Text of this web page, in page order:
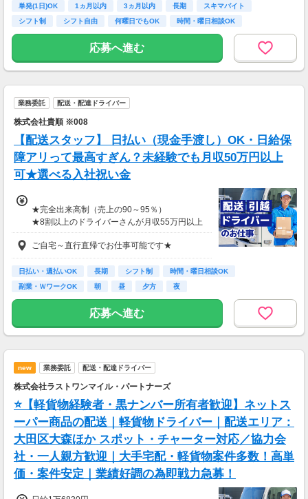
月収15万円～25万円
■主婦Cさん（月100時間程度）
月収20万円以上
現在活躍中のライバーの多くは会社員や主婦の
方。
本業や家庭と両立しながら副業として活動され
ています。
通勤時間ゼロだから、本業やプライベートとの
両立もラクラク♪
単発(1日)OK 1ヵ月以内 3ヵ月以内 長期
スキマバイト
シフト制
シフト自由 何曜日でもOK 時間・曜日相談OK
応募へ進む
業務委託 配送・配達ドライバー
株式会社貴順 ※008
【配送スタッフ】 日払い（現金手渡し）OK・日給保
障アリって最高すぎん？未経験でも月収50万円以上
可★選べる入社祝い金
★完全出来高制（売上の90～95％）
★8割以上のドライバーさんが月収55万円以上
★支度金5～25万円補助あり（規定有）
★選べる入社祝い金アリ
⇒「初回稼働1か月後に3万円」or「1年後に10
万円」or「2年後に20万円」選べます！
ご都合にあわせてルートや個数は調整可能！
※1日2万円保証の案件もあり！
＊現金手渡し・日払いご相談OK
＊前払い制度あり（稼働分のみ）
【日収例】
売上2万1600円（1個160円×135個）×90％=約
1万9000円
【月額報酬例】
売上65万2800円(1個160円×170個×24日)×90％
=58万7520円
ご自宅～直行直帰でお仕事可能です★
日払い・週払いOK 長期 シフト制
時間・曜日相談OK
副業・ＷワークOK
朝 昼 夕方 夜
応募へ進む
new 業務委託 配送・配達ドライバー
株式会社ラストワンマイル・パートナーズ
⭐【軽貨物経験者・黒ナンバー所有者歓迎】ネットス
ーパー商品の配送｜軽貨物ドライバー｜配送エリア：
大田区大森ほか スポット・チャーター対応／協力会
社・一人親方歓迎｜大手宅配・軽貨物案件多数！高単
価・案件安定｜業績好調の為即戦力急募！